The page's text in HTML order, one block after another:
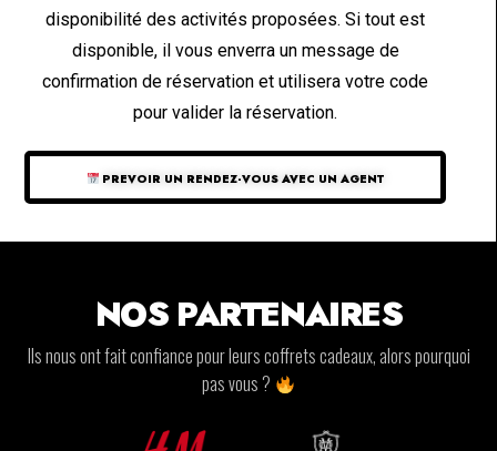
disponibilité des activités proposées. Si tout est
disponible, il vous enverra un message de
confirmation de réservation et utilisera votre code
pour valider la réservation.
PREVOIR UN RENDEZ-VOUS AVEC UN AGENT
NOS PARTENAIRES
Ils nous ont fait confiance pour leurs coffrets cadeaux, alors pourquoi
pas vous ?